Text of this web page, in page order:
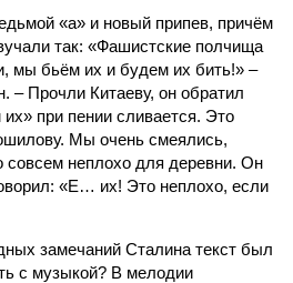
«а» и новый припев, причём
так: «Фашистские полчища
бьём их и будем их бить!» –
– Прочли Китаеву, он обратил
при пении сливается. Это
Мы очень смеялись,
совсем неплохо для деревни. Он
«Е… их! Это неплохо, если
замечаний Сталина текст был
с музыкой? В мелодии